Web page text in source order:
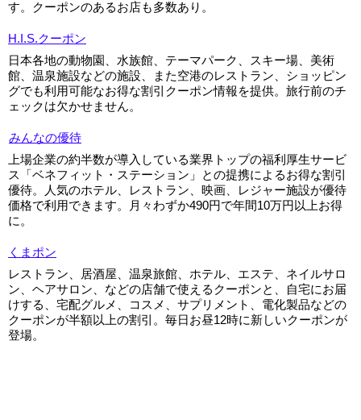
す。クーポンのあるお店も多数あり。
H.I.S.クーポン
日本各地の動物園、水族館、テーマパーク、スキー場、美術
館、温泉施設などの施設、また空港のレストラン、ショッピン
グでも利用可能なお得な割引クーポン情報を提供。旅行前のチ
ェックは欠かせません。
みんなの優待
上場企業の約半数が導入している業界トップの福利厚生サービ
ス「ベネフィット・ステーション」との提携によるお得な割引
優待。人気のホテル、レストラン、映画、レジャー施設が優待
価格で利用できます。月々わずか490円で年間10万円以上お得
に。
くまポン
レストラン、居酒屋、温泉旅館、ホテル、エステ、ネイルサロ
ン、ヘアサロン、などの店舗で使えるクーポンと、自宅にお届
けする、宅配グルメ、コスメ、サプリメント、電化製品などの
クーポンが半額以上の割引。毎日お昼12時に新しいクーポンが
登場。